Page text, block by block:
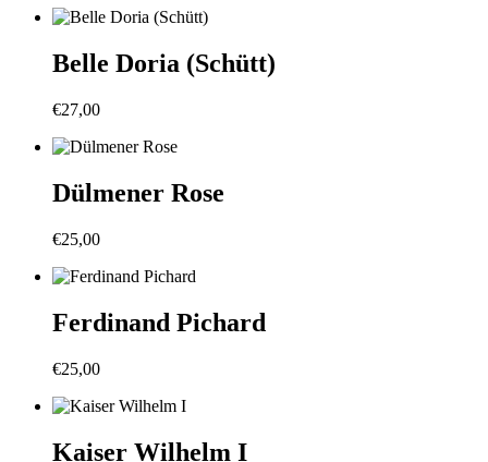
Belle Doria (Schütt)
€27,00
Dülmener Rose
€25,00
Ferdinand Pichard
€25,00
Kaiser Wilhelm I